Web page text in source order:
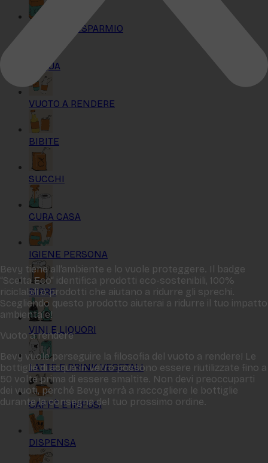
KIT MAXI RISPARMIO
ACQUA
VUOTO A RENDERE
BIBITE
SUCCHI
CURA CASA
IGIENE PERSONA
BIRRE
VINI E LIQUORI
LATTE E DRINK VEGETALI
CAFFÈ E INFUSI
DISPENSA
Bevy tiene all‘ambiente e lo vuole proteggere. Il badge
“Scelta Eco“ identifica prodotti eco-sostenibili, 100%
riciclabili o prodotti che aiutano a ridurre gli sprechi.
Scegliendo questo prodotto aiuterai a ridurre il tuo impatto
ambientale!
Vuoto a rendere
Bevy vuole perseguire la filosofia del vuoto a rendere! Le
bottiglie di acqua in vetro possono essere riutilizzate fino a
50 volte prima di essere smaltite. Non devi preoccuparti
dei vuoti, perché Bevy verrà a raccogliere le bottiglie
durante la consegna del tuo prossimo ordine.